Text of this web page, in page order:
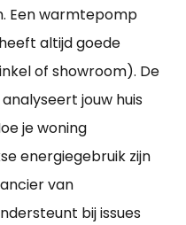
Een warmtepomp
altijd goede
of showroom). De
jouw huis
je woning
energiegebruik zijn
van
bij issues